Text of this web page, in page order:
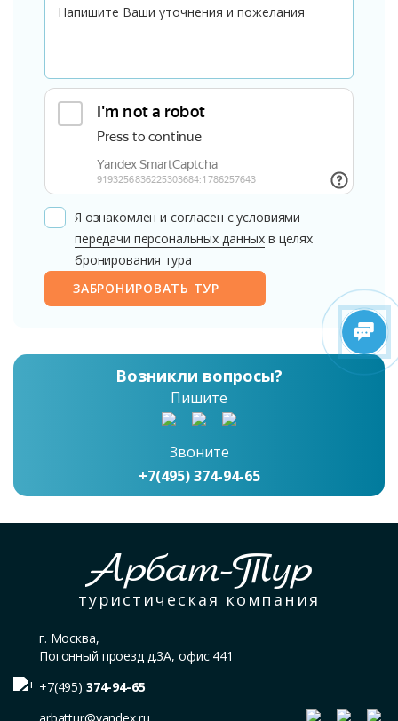
Я ознакомлен и согласен сусловиями
передачи персональных данных в целях
бронирования тура
ЗАБРОНИРОВАТЬ ТУР
Возникли вопросы?
Пишите
Звоните
+7(495) 374-94-65
Арбат-Тур
туристическая компания
г. Москва,
Погонный проезд д.3А, офис 441
+7(495) 374-94-65